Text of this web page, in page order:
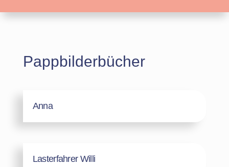
Pappbilderbücher
Anna
Lasterfahrer Willi